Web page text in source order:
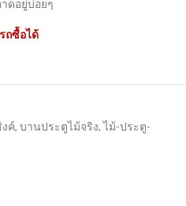
ดอยู่บ่อยๆ
ถซื้อได้
ค์, บานประตูไม้จริง, ไม้-ประตู-